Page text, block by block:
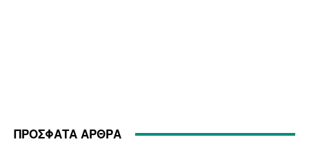
ΠΡΟΣΦΑΤΑ ΑΡΘΡΑ